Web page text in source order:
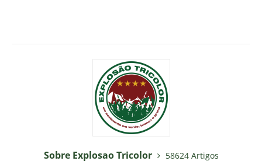
Sobre Explosao Tricolor
58624 Artigos